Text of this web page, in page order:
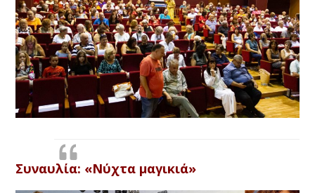
Συναυλία: «Νύχτα μαγικιά»